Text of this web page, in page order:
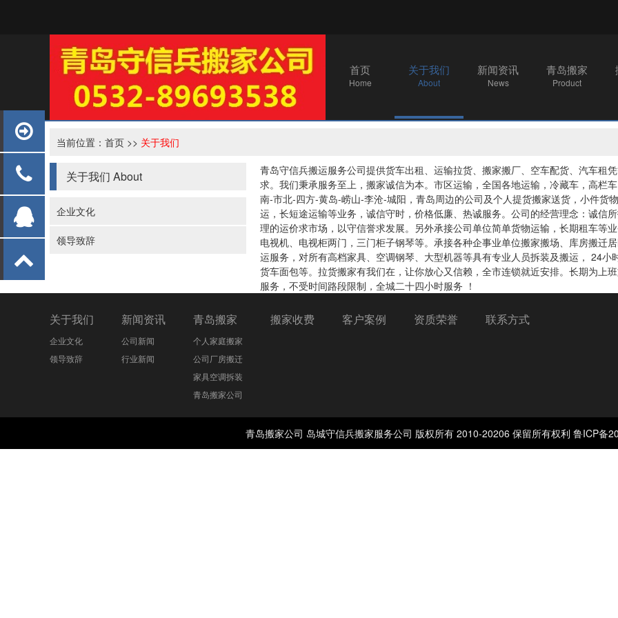
首页
Home
关于我们
About
新闻资讯
News
青岛搬家
Product
当前位置： 首页 >> 关于我们
关于我们 About
企业文化
领导致辞
青岛守信兵搬运服务公司提供货车出租、运输拉货、搬家搬厂、空车配货、汽车租
求。我们秉承服务至上，搬家诚信为本。市区运输，全国各地运输，冷藏车，高栏
南-市北-四方-黄岛-崂山-李沧-城阳，青岛周边的公司及个人提货搬家送货，小件货
运 ，长短途运输等业务，诚信守时，价格低廉、热诚服务。公司的经营理念：诚信
理的运价求市场，以守信誉求发展。 另外承接公司单位简单货物运输，长期租车等
电视机、电视柜两门，三门柜子钢琴等。承接各种企事业单位搬家搬场、库房搬迁
运服务，对所有高档家具、空调钢琴、大型机器等具有专业人员拆装及搬运， 24
货车面包等。拉货搬家有我们在，让你放心又信赖，全市连锁就近安排。长期为上
服务，不受时间路段限制，全城二十四小时服务 ！
关于我们
企业文化
领导致辞
新闻资讯
公司新闻
行业新闻
青岛搬家
个人家庭搬家
公司厂房搬迁
家具空调拆装
青岛搬家公司
搬家收费 客户案例 资质荣誉 联系方式
青岛搬家公司 岛城守信兵搬家服务公司 版权所有 2010-20206 保留所有权利 鲁ICP备